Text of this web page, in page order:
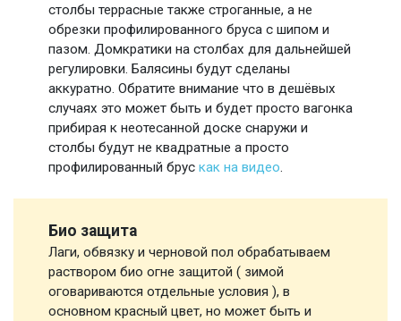
столбы террасные также строганные, а не
обрезки профилированного бруса с шипом и
пазом. Домкратики на столбах для дальнейшей
регулировки. Балясины будут сделаны
аккуратно. Обратите внимание что в дешёвых
случаях это может быть и будет просто вагонка
прибирая к неотесанной доске снаружи и
столбы будут не квадратные а просто
профилированный брус как на видео.
Био защита
Лаги, обвязку и черновой пол обрабатываем
раствором био огне защитой ( зимой
оговариваются отдельные условия ), в
основном красный цвет, но может быть и